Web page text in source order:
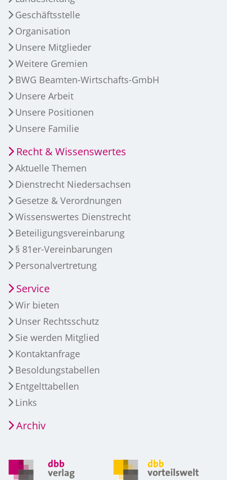
Geschäftsstelle
Organisation
Unsere Mitglieder
Weitere Gremien
BWG Beamten-Wirtschafts-GmbH
Unsere Arbeit
Unsere Positionen
Unsere Familie
Recht & Wissenswertes
Aktuelle Themen
Dienstrecht Niedersachsen
Gesetze & Verordnungen
Wissenswertes Dienstrecht
Beteiligungsvereinbarung
§ 81er-Vereinbarungen
Personalvertretung
Service
Wir bieten
Unser Rechtsschutz
Sie werden Mitglied
Kontaktanfrage
Besoldungstabellen
Entgelttabellen
Links
Archiv